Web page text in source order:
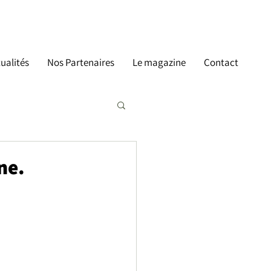
Nos Partenaires Le magazine Contact